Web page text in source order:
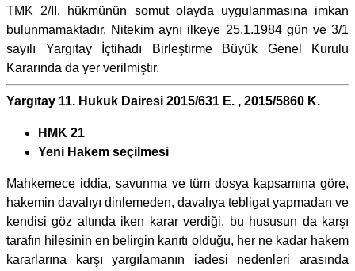
TMK 2/II. hükmünün somut olayda uygulanmasına imkan
bulunmamaktadır. Nitekim aynı ilkeye 25.1.1984 gün ve 3/1
sayılı Yargıtay İçtihadı Birleştirme Büyük Genel Kurulu
Kararında da yer verilmiştir.
Yargıtay 11. Hukuk Dairesi 2015/631 E. , 2015/5860 K.
HMK 21
Yeni Hakem seçilmesi
Mahkemece iddia, savunma ve tüm dosya kapsamına göre,
hakemin davalıyı dinlemeden, davalıya tebligat yapmadan ve
kendisi göz altında iken karar verdiği, bu hususun da karşı
tarafın hilesinin en belirgin kanıtı olduğu, her ne kadar hakem
kararlarına karşı yargılamanın iadesi nedenleri arasında